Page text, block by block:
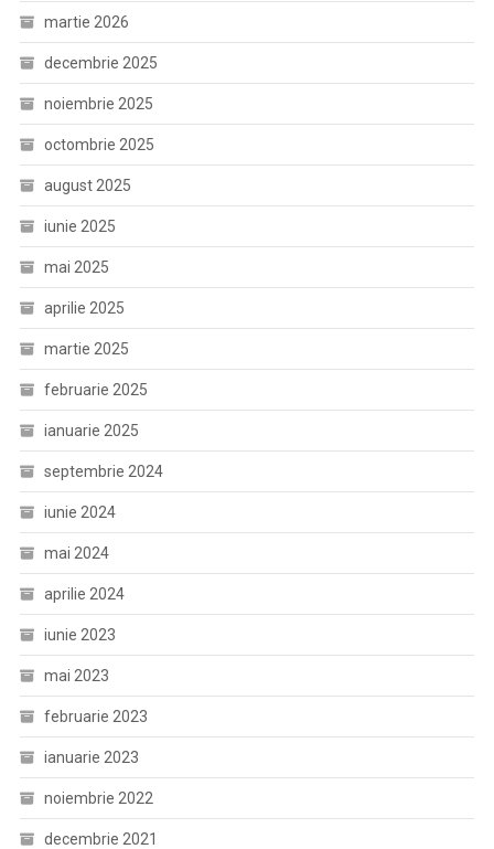
martie 2026
decembrie 2025
noiembrie 2025
octombrie 2025
august 2025
iunie 2025
mai 2025
aprilie 2025
martie 2025
februarie 2025
ianuarie 2025
septembrie 2024
iunie 2024
mai 2024
aprilie 2024
iunie 2023
mai 2023
februarie 2023
ianuarie 2023
noiembrie 2022
decembrie 2021